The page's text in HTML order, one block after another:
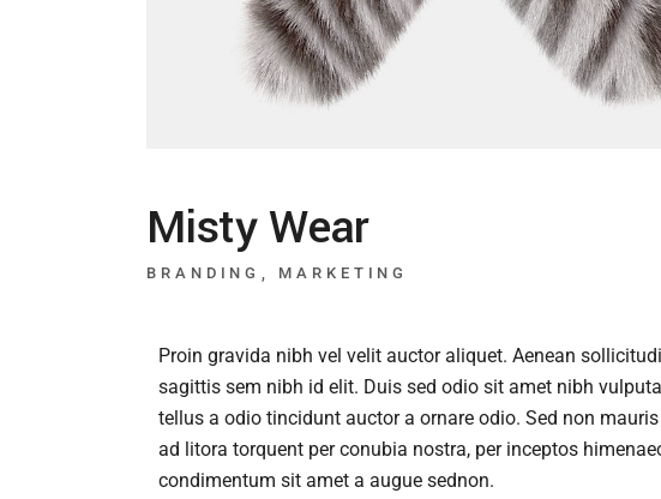
Misty Wear
BRANDING MARKETING
Proin gravida nibh vel velit auctor aliquet. Aenean
sagittis sem nibh id elit. Duis sed odio sit amet nibh
tellus a odio tincidunt auctor a ornare odio. Sed non
ad litora torquent per conubia nostra, per inceptos
condimentum sit amet a augue sednon.